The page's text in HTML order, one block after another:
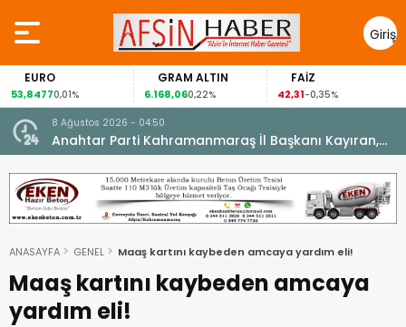
Giriş
Yap
EURO
53,84770,01%
GRAM ALTIN
6.168,060,22%
FAİZ
42,31-0,35%
8 Ağustos 2026 - 04:50
Anahtar Parti Kahramanmaraş İl Başkanı Kayıran,
Afşin Teşkilatı ile buluştu.
ANASAYFA GENEL Maaş kartını kaybeden amcaya yardım eli!
Maaş kartını kaybeden amcaya
yardım eli!